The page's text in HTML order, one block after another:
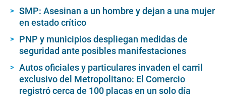
SMP: Asesinan a un hombre y dejan a una mujer
en estado crítico
PNP y municipios despliegan medidas de
seguridad ante posibles manifestaciones
Autos oficiales y particulares invaden el carril
exclusivo del Metropolitano: El Comercio
registró cerca de 100 placas en un solo día